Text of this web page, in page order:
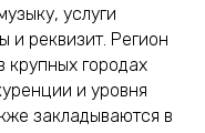
услуги
и реквизит. Регион
крупных городах
и уровня
закладываются в